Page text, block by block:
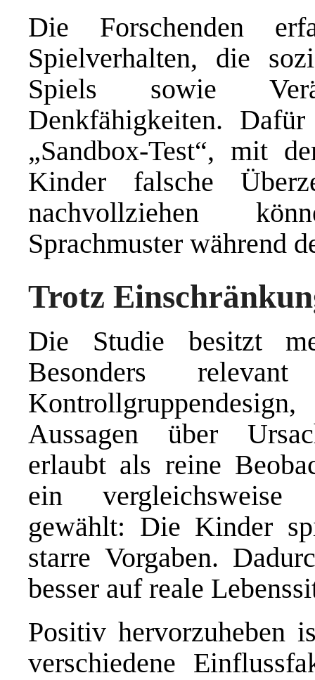
Die Forschenden
Spielverhalten, die
Spiels sowie
Denkfähigkeiten.
„Sandbox-Test“, mit
Kinder falsche
nachvollziehen
Sprachmuster während
Trotz
Die Studie besitzt
Besonders
Aussagen über
erlaubt als reine
ein vergleichsweise
gewählt: Die Kinder
starre Vorgaben.
besser auf reale
Positiv hervorzuheben
verschiedene